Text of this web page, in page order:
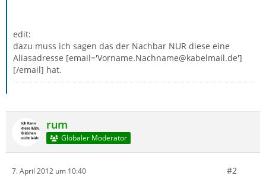
edit:
dazu muss ich sagen das der Nachbar NUR diese eine
Aliasadresse [email='Vorname.Nachname@kabelmail.de']
[/email] hat.
rum
Globaler Moderator
7. April 2012 um 10:40 #2